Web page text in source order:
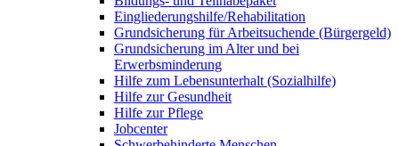
Eingliederungshilfe/Rehabilitation
Grundsicherung für Arbeitsuchende (Bürgergeld)
Grundsicherung im Alter und bei
Erwerbsminderung
Hilfe zum Lebensunterhalt (Sozialhilfe)
Hilfe zur Gesundheit
Hilfe zur Pflege
Jobcenter